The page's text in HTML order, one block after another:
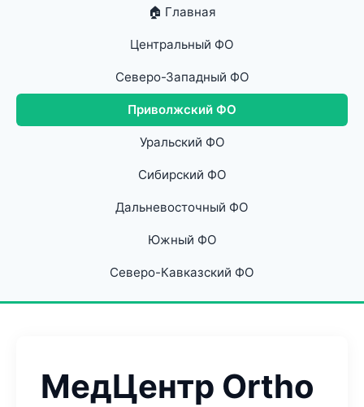
🏠 Главная
Центральный ФО
Северо-Западный ФО
Приволжский ФО
Уральский ФО
Сибирский ФО
Дальневосточный ФО
Южный ФО
Северо-Кавказский ФО
МедЦентр Ortho